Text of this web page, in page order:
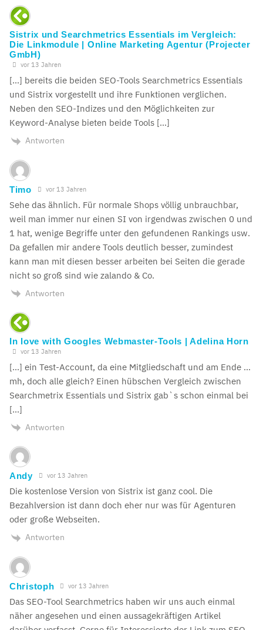
Sistrix und Searchmetrics Essentials im Vergleich:
Die Linkmodule | Online Marketing Agentur (Projecter
GmbH)
vor 13 Jahren
[…] bereits die beiden SEO-Tools Searchmetrics Essentials
und Sistrix vorgestellt und ihre Funktionen verglichen.
Neben den SEO-Indizes und den Möglichkeiten zur
Keyword-Analyse bieten beide Tools […]
Antworten
Timo vor 13 Jahren
Sehe das ähnlich. Für normale Shops völlig unbrauchbar,
weil man immer nur einen SI von irgendwas zwischen 0 und
1 hat, wenige Begriffe unter den gefundenen Rankings usw.
Da gefallen mir andere Tools deutlich besser, zumindest
kann man mit diesen besser arbeiten bei Seiten die gerade
nicht so groß sind wie zalando & Co.
Antworten
In love with Googles Webmaster-Tools | Adelina Horn
vor 13 Jahren
[…] ein Test-Account, da eine Mitgliedschaft und am Ende …
mh, doch alle gleich? Einen hübschen Vergleich zwischen
Searchmetrix Essentials und Sistrix gab`s schon einmal bei
[…]
Antworten
Andy vor 13 Jahren
Die kostenlose Version von Sistrix ist ganz cool. Die
Bezahlversion ist dann doch eher nur was für Agenturen
oder große Webseiten.
Antworten
Christoph vor 13 Jahren
Das SEO-Tool Searchmetrics haben wir uns auch einmal
näher angesehen und einen aussagekräftigen Artikel